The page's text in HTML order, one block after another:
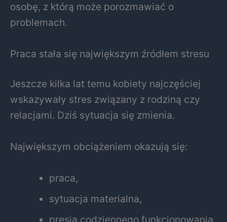
osobę, z którą może porozmawiać o
problemach.
Praca stała się największym źródłem stresu
Jeszcze kilka lat temu kobiety najczęściej
wskazywały stres związany z rodziną czy
relacjami. Dziś sytuacja się zmienia.
Największym obciążeniem okazują się:
praca,
sytuacja materialna,
presja codziennego funkcjonowania.